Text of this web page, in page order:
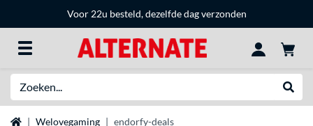
Voor 22u besteld, dezelfde dag verzonden
HomeWelovegaming endorfy-deals